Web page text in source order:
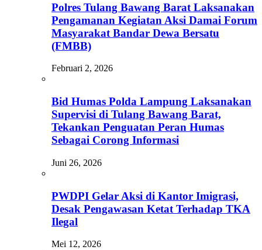
Polres Tulang Bawang Barat Laksanakan
Pengamanan Kegiatan Aksi Damai Forum
Masyarakat Bandar Dewa Bersatu
(FMBB)
Februari 2, 2026
Bid Humas Polda Lampung Laksanakan
Supervisi di Tulang Bawang Barat,
Tekankan Penguatan Peran Humas
Sebagai Corong Informasi
Juni 26, 2026
PWDPI Gelar Aksi di Kantor Imigrasi,
Desak Pengawasan Ketat Terhadap TKA
Ilegal
Mei 12, 2026